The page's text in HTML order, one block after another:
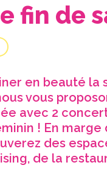
fin de
en beauté la
vous
avec 2
! En marge
des
de la